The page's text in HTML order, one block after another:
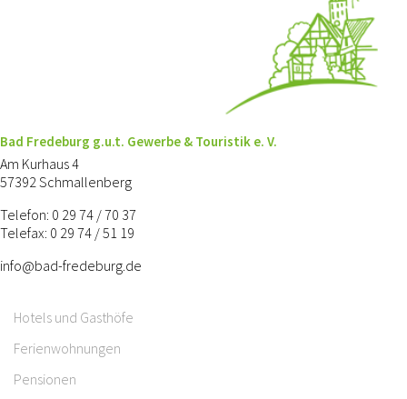
Bad Fredeburg g.u.t. Gewerbe & Touristik e. V.
Am Kurhaus 4
57392 Schmallenberg
Telefon: 0 29 74 / 70 37
Telefax: 0 29 74 / 51 19
info@bad-fredeburg.de
Hotels und Gasthöfe
Ferienwohnungen
Pensionen